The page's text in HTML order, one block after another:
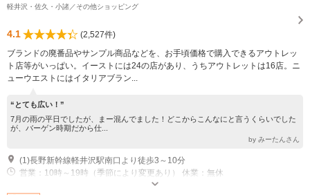
軽井沢・佐久・小諸／その他ショッピング
4.1
(2,527件)
ブランドの廃番品やサンプル商品などを、お手頃価格で購入できるアウトレッ
ト店等がいっぱい。イーストには24の店があり、うちアウトレットは16店。ニ
ューウエストにはイタリアブラン...
“とても広い！”
7月の雨の平日でしたが、まー混んでました！どこからこんなにと言うくらいでした
が、バーゲン時期だから仕...
by みーたんさん
(1)長野新幹線軽井沢駅南口より徒歩3～10分
営業：10時～19時（季節により変更あり） 休業：無休